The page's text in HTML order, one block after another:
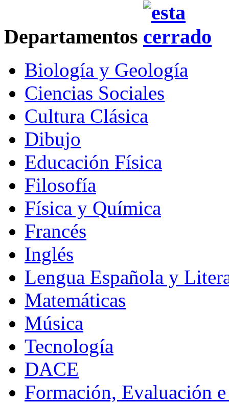
Departamentos
Biología y Geología
Ciencias Sociales
Cultura Clásica
Dibujo
Educación Física
Filosofía
Física y Química
Francés
Inglés
Lengua Española y
Matemáticas
Música
Tecnología
DACE
Formación, Evaluación